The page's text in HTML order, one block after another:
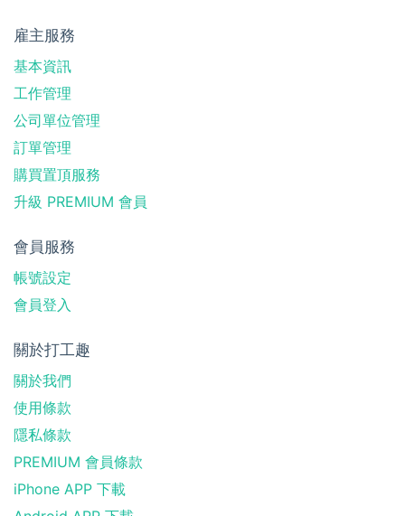
雇主服務
基本資訊
工作管理
公司單位管理
訂單管理
購買置頂服務
升級 PREMIUM 會員
會員服務
帳號設定
會員登入
關於打工趣
關於我們
使用條款
隱私條款
PREMIUM 會員條款
iPhone APP 下載